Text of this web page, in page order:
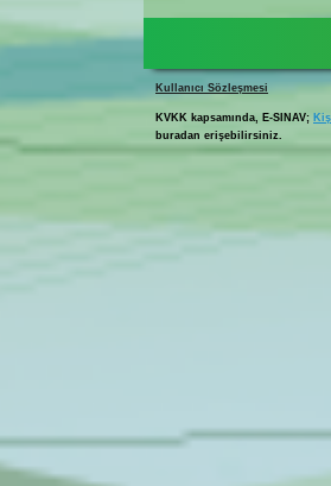
Kullanıcı Sözleşmesi
KVKK kapsamında, E-SINAV;
buradan erişebilirsiniz.